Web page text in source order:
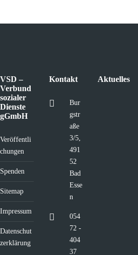
VSD –
Verbund
sozialer
Dienste
gGmbH
Veröffentli
chungen
Spenden
Sitemap
Impressum
Datenschut
zerklärung
Kontakt
Bur
gstr
aße
3/5,
491
52
Bad
Esse
n
054
72 -
404
37
Aktuelles